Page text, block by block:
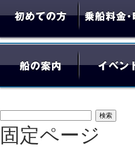
検
索:
固定ページ